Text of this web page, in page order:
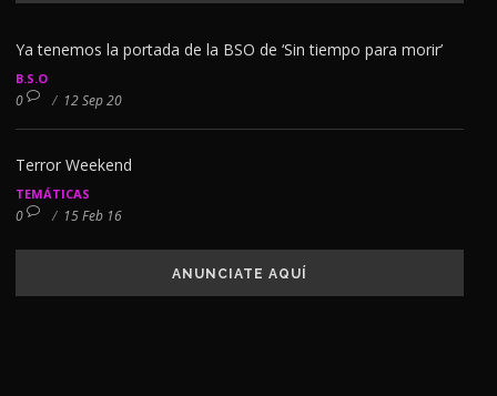
Ya tenemos la portada de la BSO de ‘Sin tiempo para morir’
B.S.O
0 / 12 Sep 20
Terror Weekend
TEMÁTICAS
0 / 15 Feb 16
ANUNCIATE AQUÍ